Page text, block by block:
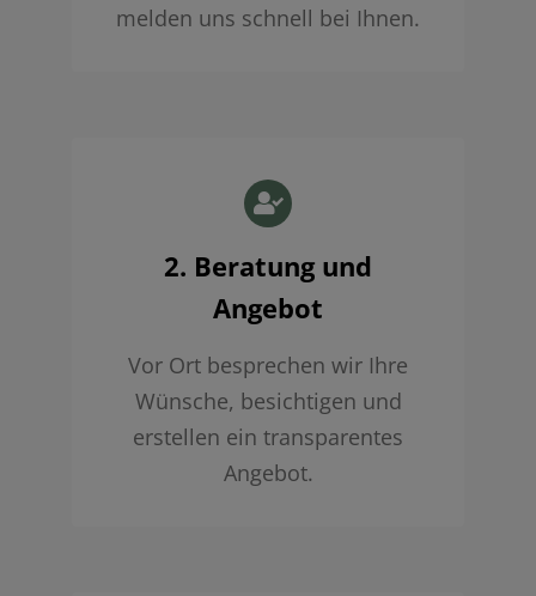
melden uns schnell bei Ihnen.
2. Beratung und
Angebot
Vor Ort besprechen wir Ihre
Wünsche, besichtigen und
erstellen ein transparentes
Angebot.